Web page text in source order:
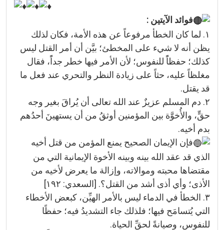
فوائد الآيتين :
١. لما كان الخطأ مرفوعاً عن هذه الأمة، فكان لذلك
يظن أنه لا شيء على المخطئ؛ بيَّن أن أمر القتل ليس
كذلك؛ حفظاًً للنفوس؛ لأن الأمر فيها خطر جداًً، فقال
مغلظاً عليه، حثاً على زيادة النظر والتحري عند فعل ما
قد يقتل.
٢. دم المسلم عزيزٌ عند الله تعالى أن يُراقَ بغير وجه
حقٍّ، والأُخوَّة بين المؤمنين أوثقُ من أن يستهينَ أحدُهم
بدم أخيه.
فإن الإيمان الصحيح يمنع المؤمن من قتل أخيه
الذي قد عقد الله بينه وبينه الأخوة الإيمانية التي من
مقتضاها محبته وموالاته، وإزالة ما يعرض لأخيه من
الأذى؛ وأي أذى أشد من القتل؟. [السعدي: ١٩٢]
٣. الخطأ في الدماء ليس بالأمر الهيِّن، كبعض الأخطاء
التي يُتسامَح فيها؛ فلذلك جاء التشديدُ فيه؛ حفظًا
للنفوس، وصيانةً لحقِّ الحياة.